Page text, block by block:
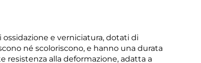
e verniciatura, dotati di
né scoloriscono, e hanno una durata
resistenza alla deformazione, adatta a